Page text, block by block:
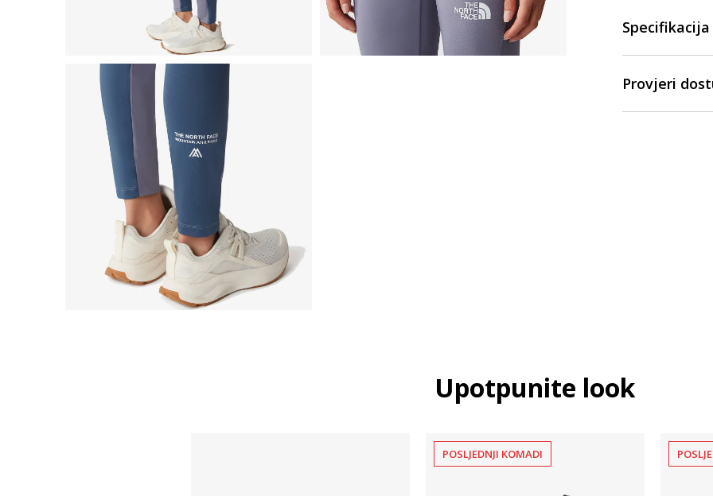
Specifikacija
Provjeri
Upotpunite look
POSLJEDNJI KOMADI